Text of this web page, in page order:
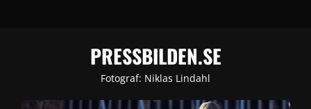
PRESSBILDEN.SE
Fotograf: Niklas Lindahl